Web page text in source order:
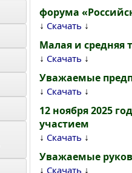
форума
↓ Скачать ↓
Малая и средняя
↓ Скачать ↓
Уважаемые
↓ Скачать ↓
12 ноября 2025
участием
↓ Скачать ↓
Уважаемые
↓ Скачать ↓